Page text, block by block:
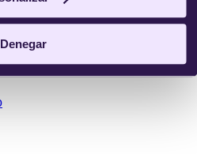
Denegar